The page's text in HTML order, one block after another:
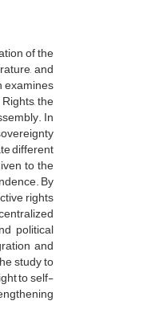
of the
and
examines
the
In
different
to the
By
rights
political
and
study to
to self-